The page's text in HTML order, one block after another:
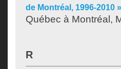
de Montréal, 1996-2010 »
Québec à Montréal,
R